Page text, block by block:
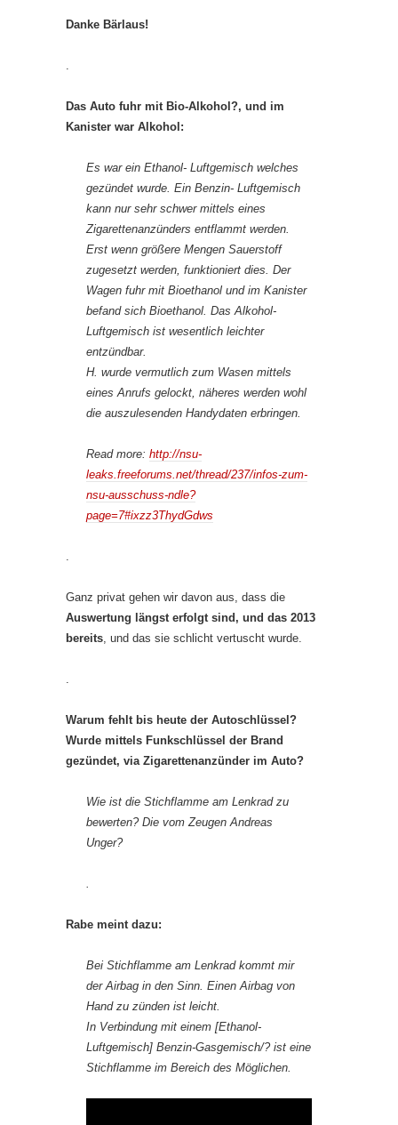
Danke Bärlaus!
.
Das Auto fuhr mit Bio-Alkohol?, und im
Kanister war Alkohol:
Es war ein Ethanol- Luftgemisch welches
gezündet wurde. Ein Benzin- Luftgemisch
kann nur sehr schwer mittels eines
Zigarettenanzünders entflammt werden.
Erst wenn größere Mengen Sauerstoff
zugesetzt werden, funktioniert dies. Der
Wagen fuhr mit Bioethanol und im Kanister
befand sich Bioethanol. Das Alkohol-
Luftgemisch ist wesentlich leichter
entzündbar.
H. wurde vermutlich zum Wasen mittels
eines Anrufs gelockt, näheres werden wohl
die auszulesenden Handydaten erbringen.
Read more: http://nsu-
leaks.freeforums.net/thread/237/infos-zum-
nsu-ausschuss-ndle?
page=7#ixzz3ThydGdws
.
Ganz privat gehen wir davon aus, dass die
Auswertung längst erfolgt sind, und das 2013
bereits, und das sie schlicht vertuscht wurde.
.
Warum fehlt bis heute der Autoschlüssel?
Wurde mittels Funkschlüssel der Brand
gezündet, via Zigarettenanzünder im Auto?
Wie ist die Stichflamme am Lenkrad zu
bewerten? Die vom Zeugen Andreas
Unger?
.
Rabe meint dazu:
Bei Stichflamme am Lenkradkommt mir
der Airbag in den Sinn. Einen Airbag von
Hand zu zünden ist leicht.
In Verbindung mit einem [Ethanol-
Luftgemisch] Benzin-Gasgemisch/? ist eine
Stichflamme im Bereich des Möglichen.